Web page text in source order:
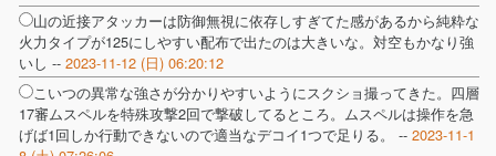
山の近接アタッカーは防御無視に依存しすぎてた感があるから純粋な
火力タイプが125にしやすい配布で出たのは大きいな。対空もかなり強
いし -- 2023-11-12 (日) 06:20:12
こいつの異常な強さが分かりやすいようにスクショ撮ってきた。四層
17審ムスペルを特殊攻撃2回で撃破してるところ。ムスペルは操作を急
げば1回しか行動できないので適当なデコイ1つで足りる。 -- 2023-11-1